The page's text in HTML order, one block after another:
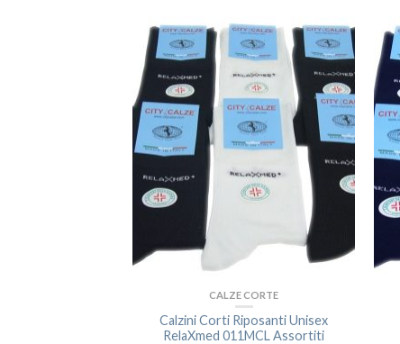
CALZE CORTE
Calzini Corti Riposanti Unisex
RelaXmed 011MCL Assortiti